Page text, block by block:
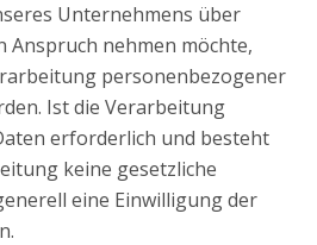
Unternehmens über
nehmen möchte,
personenbezogener
Ist die Verarbeitung
erforderlich und besteht
keine gesetzliche
eine Einwilligung der